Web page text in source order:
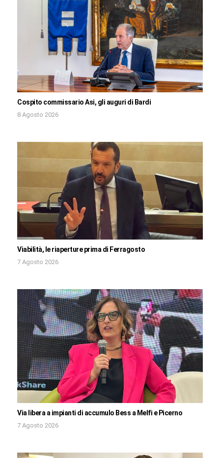
Cospito commissario Asi, gli auguri di Bardi
8 Agosto 2026
Viabilità, le riaperture prima di Ferragosto
7 Agosto 2026
Via libera a impianti di accumulo Bess a Melfi e Picerno
7 Agosto 2026